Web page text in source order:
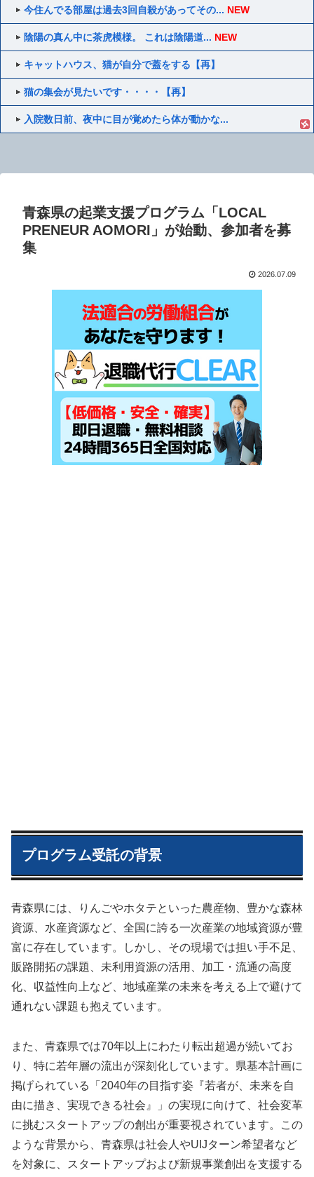
今住んでる部屋は過去3回自殺があってその... NEW
陰陽の真ん中に茶虎模様。 これは陰陽道... NEW
キャットハウス、猫が自分で蓋をする【再】
猫の集会が見たいです・・・・【再】
入院数日前、夜中に目が覚めたら体が動かな...
青森県の起業支援プログラム「LOCAL
PRENEUR AOMORI」が始動、参加者を募
集
2026.07.09
プログラム受託の背景
青森県には、りんごやホタテといった農産物、豊かな森林
資源、水産資源など、全国に誇る一次産業の地域資源が豊
富に存在しています。しかし、その現場では担い手不足、
販路開拓の課題、未利用資源の活用、加工・流通の高度
化、収益性向上など、地域産業の未来を考える上で避けて
通れない課題も抱えています。
また、青森県では70年以上にわたり転出超過が続いてお
り、特に若年層の流出が深刻化しています。県基本計画に
掲げられている「2040年の目指す姿『若者が、未来を自
由に描き、実現できる社会』」の実現に向けて、社会変革
に挑むスタートアップの創出が重要視されています。この
ような背景から、青森県は社会人やUIJターン希望者など
を対象に、スタートアップおよび新規事業創出を支援する